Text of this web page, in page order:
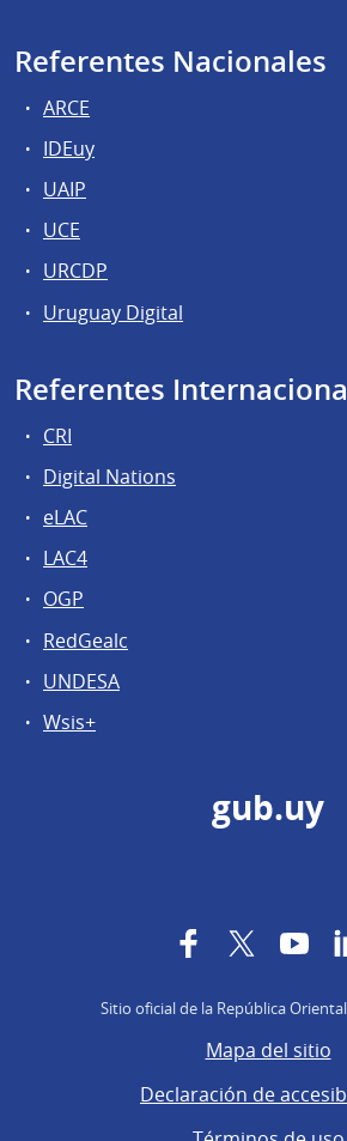
Referentes Nacionales
ARCE
IDEuy
UAIP
UCE
URCDP
Uruguay Digital
Referentes
CRI
Digital Nations
eLAC
LAC4
OGP
RedGealc
UNDESA
Wsis+
gub.uy
FacebookTwitter
Sitio oficial de la República
Mapa del sitio
Declaración de